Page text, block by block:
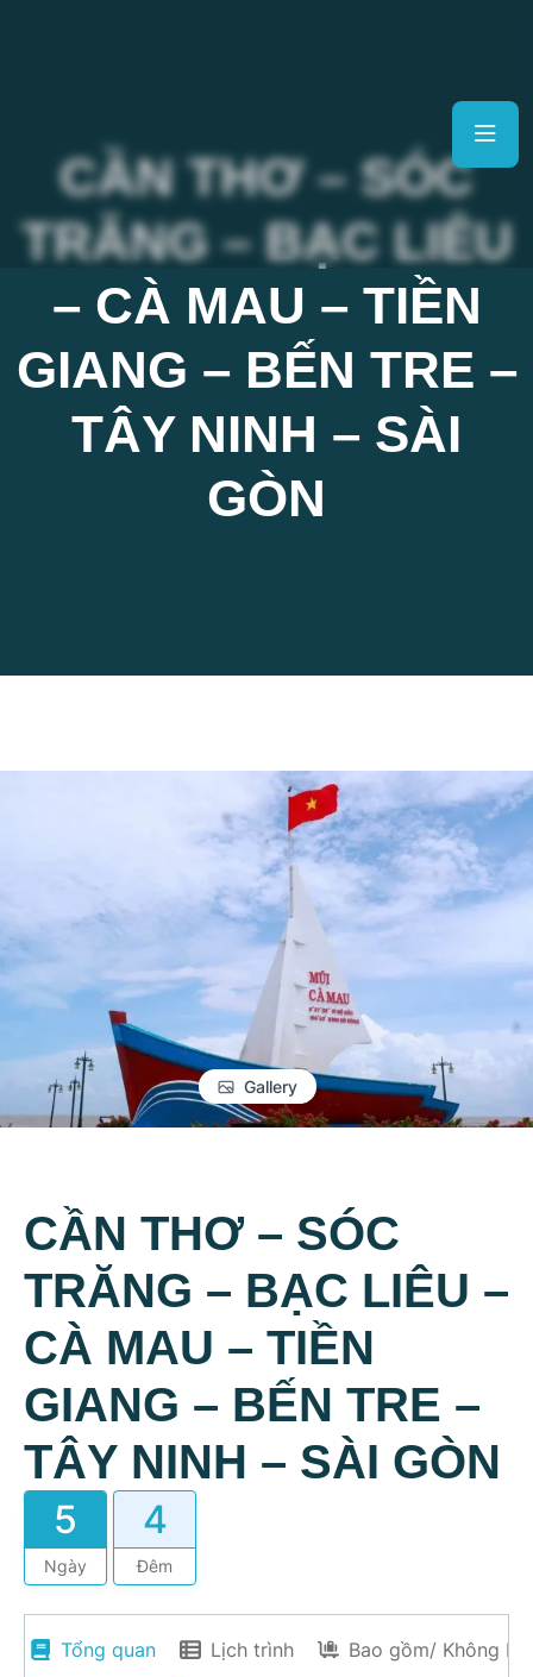
CẦN THƠ – SÓC
TRĂNG – BẠC LIÊU
– CÀ MAU – TIỀN
GIANG – BẾN TRE –
TÂY NINH – SÀI
GÒN
Gallery
CẦN THƠ – SÓC
TRĂNG – BẠC LIÊU –
CÀ MAU – TIỀN
GIANG – BẾN TRE –
TÂY NINH – SÀI GÒN
5
Ngày
4
Đêm
Tổng quan Lịch trình Bao gồm/ Không